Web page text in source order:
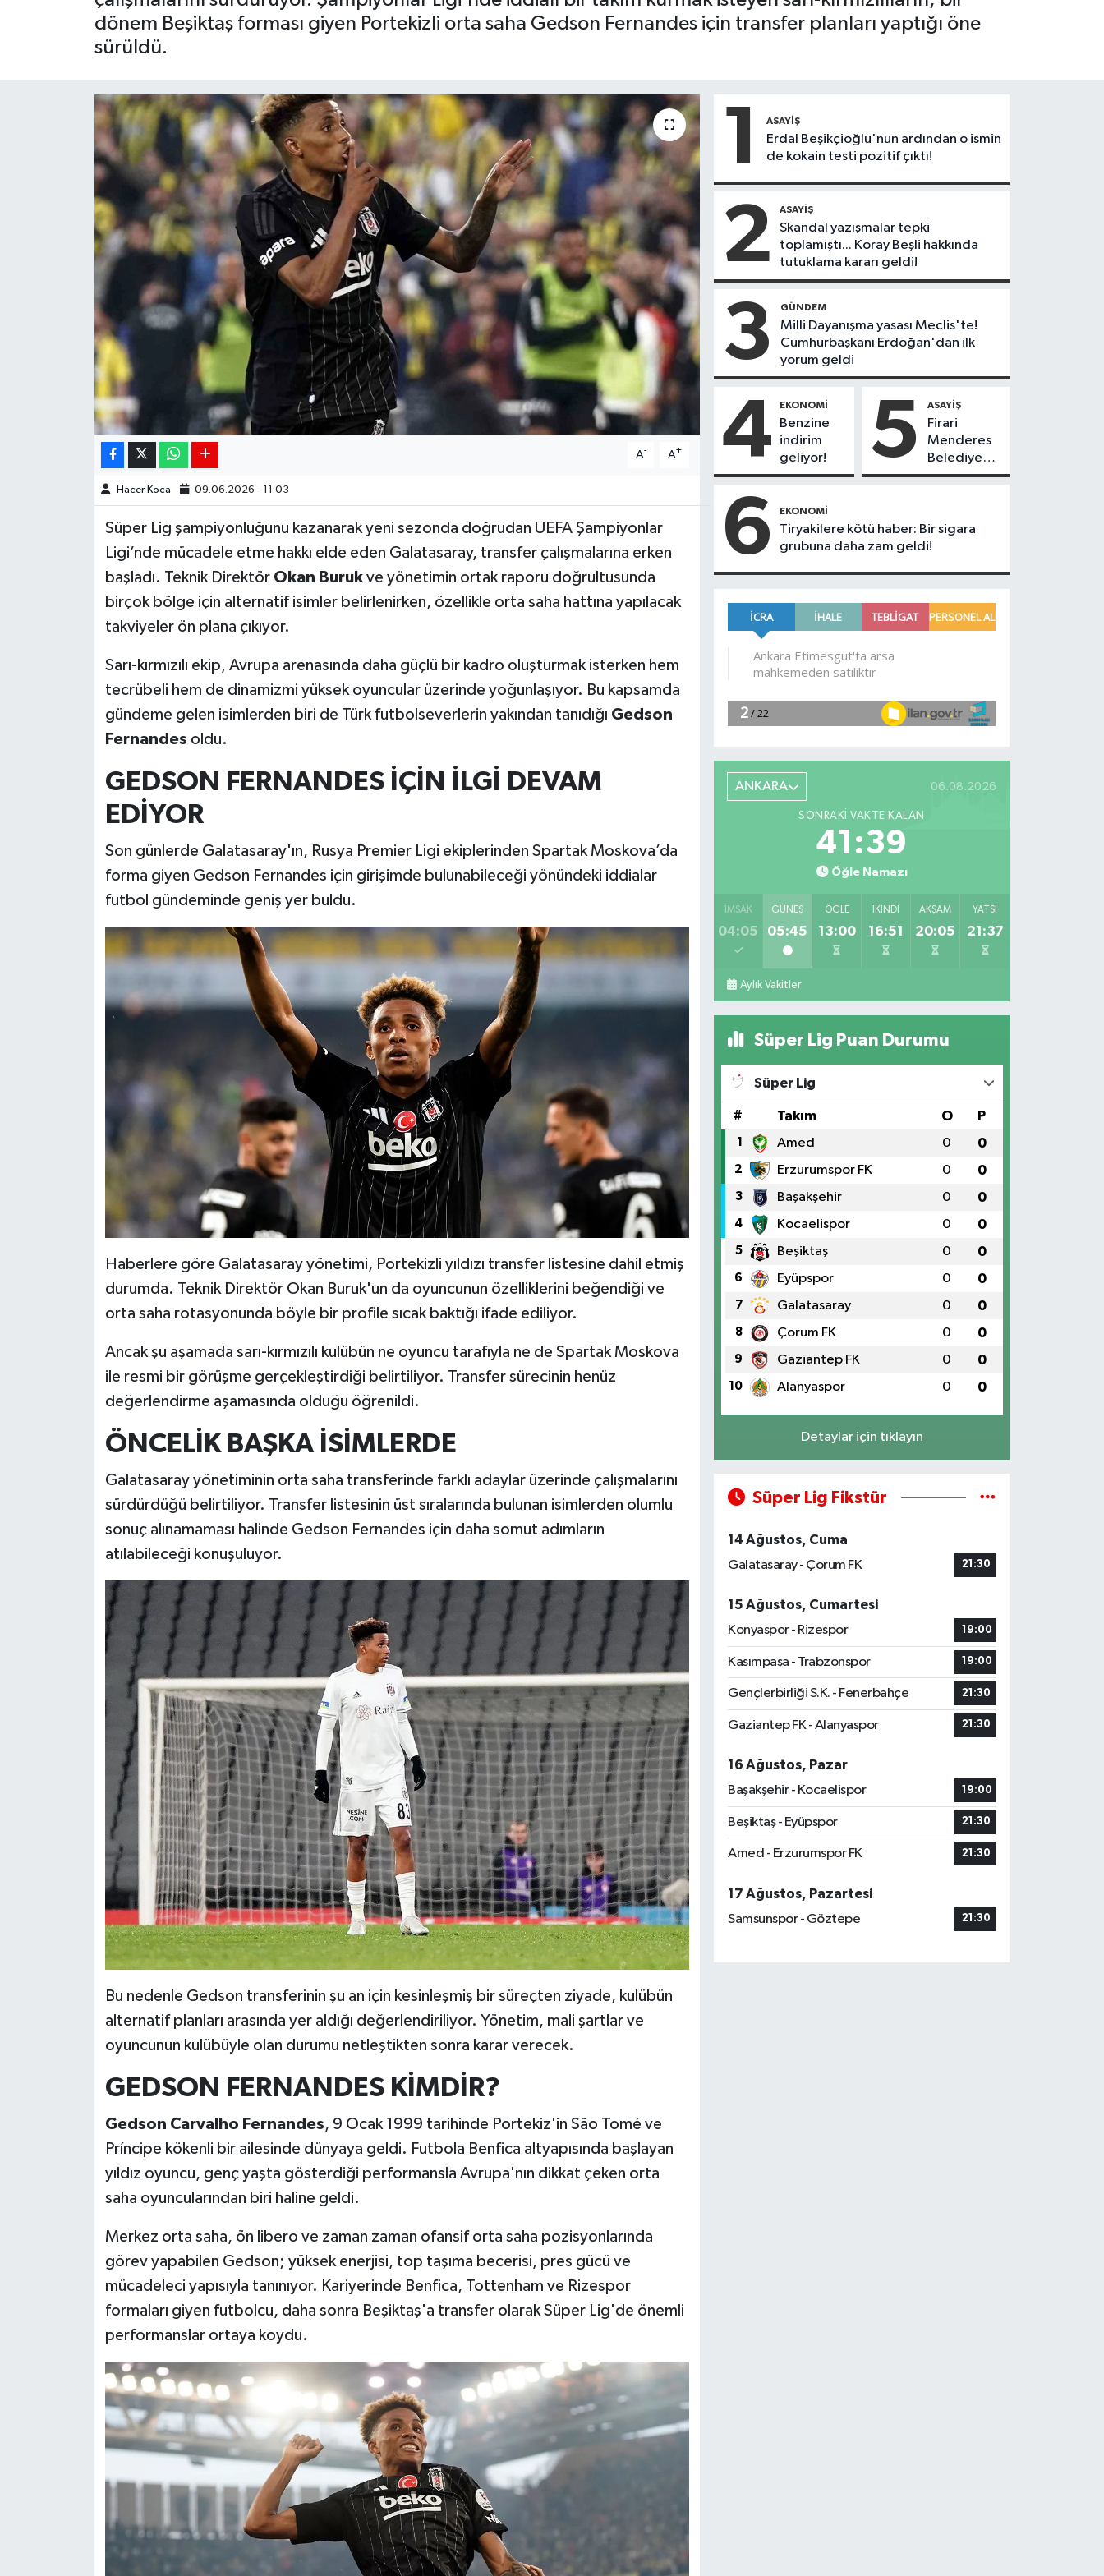
dönem Beşiktaş forması giyen Portekizli orta saha Gedson Fernandes için transfer planları yaptığı öne
sürüldü.
A- A+
Hacer Koca 09.06.2026 - 11:03
Süper Lig şampiyonluğunu kazanarak yeni sezonda doğrudan UEFA Şampiyonlar
Ligi’nde mücadele etme hakkı elde eden Galatasaray, transfer çalışmalarına erken
başladı. Teknik Direktör Okan Burukve yönetimin ortak raporu doğrultusunda
birçok bölge için alternatif isimler belirlenirken, özellikle orta saha hattına yapılacak
takviyeler ön plana çıkıyor.
Sarı-kırmızılı ekip, Avrupa arenasında daha güçlü bir kadro oluşturmak isterken hem
tecrübeli hem de dinamizmi yüksek oyuncular üzerinde yoğunlaşıyor. Bu kapsamda
gündeme gelen isimlerden biri de Türk futbolseverlerin yakından tanıdığı Gedson
Fernandes oldu.
GEDSON FERNANDES İÇİN İLGİ DEVAM
EDİYOR
Son günlerde Galatasaray'ın, Rusya Premier Ligi ekiplerinden Spartak Moskova’da
forma giyen Gedson Fernandes için girişimde bulunabileceği yönündeki iddialar
futbol gündeminde geniş yer buldu.
Haberlere göre Galatasaray yönetimi, Portekizli yıldızı transfer listesine dahil etmiş
durumda. Teknik Direktör Okan Buruk'un da oyuncunun özelliklerini beğendiği ve
orta saha rotasyonunda böyle bir profile sıcak baktığı ifade ediliyor.
Ancak şu aşamada sarı-kırmızılı kulübün ne oyuncu tarafıyla ne de Spartak Moskova
ile resmi bir görüşme gerçekleştirdiği belirtiliyor. Transfer sürecinin henüz
değerlendirme aşamasında olduğu öğrenildi.
ÖNCELİK BAŞKA İSİMLERDE
Galatasaray yönetiminin orta saha transferinde farklı adaylar üzerinde çalışmalarını
sürdürdüğü belirtiliyor. Transfer listesinin üst sıralarında bulunan isimlerden olumlu
sonuç alınamaması halinde Gedson Fernandes için daha somut adımların
atılabileceği konuşuluyor.
Bu nedenle Gedson transferinin şu an için kesinleşmiş bir süreçten ziyade, kulübün
alternatif planları arasında yer aldığı değerlendiriliyor. Yönetim, mali şartlar ve
oyuncunun kulübüyle olan durumu netleştikten sonra karar verecek.
GEDSON FERNANDES KİMDİR?
Gedson Carvalho Fernandes, 9 Ocak 1999 tarihinde Portekiz'in São Tomé ve
Príncipe kökenli bir ailesinde dünyaya geldi. Futbola Benfica altyapısında başlayan
yıldız oyuncu, genç yaşta gösterdiği performansla Avrupa'nın dikkat çeken orta
saha oyuncularından biri haline geldi.
Merkez orta saha, ön libero ve zaman zaman ofansif orta saha pozisyonlarında
görev yapabilen Gedson; yüksek enerjisi, top taşıma becerisi, pres gücü ve
mücadeleci yapısıyla tanınıyor. Kariyerinde Benfica, Tottenham ve Rizespor
formaları giyen futbolcu, daha sonra Beşiktaş'a transfer olarak Süper Lig'de önemli
performanslar ortaya koydu.
1 ASAYIŞ
Erdal Beşikçioğlu'nun ardından o ismin
de kokain testi pozitif çıktı!
2 ASAYIŞ
Skandal yazışmalar tepki
toplamıştı... Koray Beşli hakkında
tutuklama kararı geldi!
3 GÜNDEM
Milli Dayanışma yasası Meclis'te!
Cumhurbaşkanı Erdoğan'dan ilk
yorum geldi
4 EKONOMI
Benzine
indirim
geliyor!
5 ASAYIŞ
Firari
Menderes
Belediye
Başkan
yakalandı!
6 EKONOMI
Tiryakilere kötü haber: Bir sigara
grubuna daha zam geldi!
ANKARA 06.08.2026
SONRAKI VAKTE KALAN
41:37
Öğle Namazı
İMSAK
04:05
GÜNEŞ
05:45
ÖĞLE
13:00
İKINDI
16:51
AKŞAM
20:05
YATSI
21:37
Aylık Vakitler
Süper Lig Puan Durumu
Süper Lig
# Takım O P
1 Amed 0 0
2 Erzurumspor FK 0 0
3 Başakşehir 0 0
4 Kocaelispor 0 0
5 Beşiktaş 0 0
6 Eyüpspor 0 0
7 Galatasaray 0 0
8 Çorum FK 0 0
9 Gaziantep FK 0 0
10 Alanyaspor 0 0
Detaylar için tıklayın
Süper Lig Fikstür
14 Ağustos, Cuma
Galatasaray - Çorum FK
21:30
15 Ağustos, Cumartesi
Konyaspor - Rizespor
19:00
Kasımpaşa - Trabzonspor 19:00
Gençlerbirliği S.K. - Fenerbahçe 21:30
Gaziantep FK - Alanyaspor 21:30
16 Ağustos, Pazar
Başakşehir - Kocaelispor
19:00
Beşiktaş - Eyüpspor 21:30
Amed - Erzurumspor FK 21:30
17 Ağustos, Pazartesi
Samsunspor - Göztepe
21:30
Teknoloji